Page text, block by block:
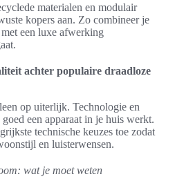
materialen en modulair
kopers aan. Zo combineer je
een luxe afwerking
achter populaire draadloze
op uiterlijk. Technologie en
een apparaat in je huis werkt.
technische keuzes toe zodat
en luisterwensen.
wat je moet weten